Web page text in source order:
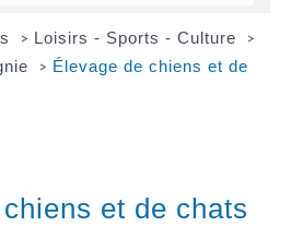
> Loisirs - Sports - Culture >
> Élevage de chiens et de
et de chats